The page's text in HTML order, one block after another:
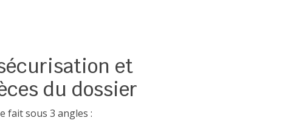
et
du dossier
fait sous 3 angles :